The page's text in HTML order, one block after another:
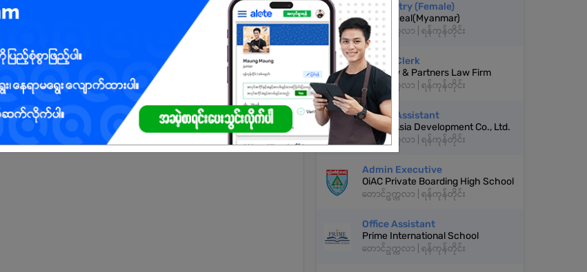
Data Entry (Female)
Power Deal(Myanmar)
တောင်ဥက္ကလာ | ရန်ကုန်တိုင်း
Admin Clerk
Ye Thaw & Partners Law Firm
တောင်ဥက္ကလာ | ရန်ကုန်တိုင်း
Admin Assistant
United Asia Development Co., Ltd.
တောင်ဥက္ကလာ | ရန်ကုန်တိုင်း
Admin Executive
OiAC Private Boarding High School
တောင်ဥက္ကလာ | ရန်ကုန်တိုင်း
Office Assistant
Prime International School
တောင်ဥက္ကလာ | ရန်ကုန်တိုင်း